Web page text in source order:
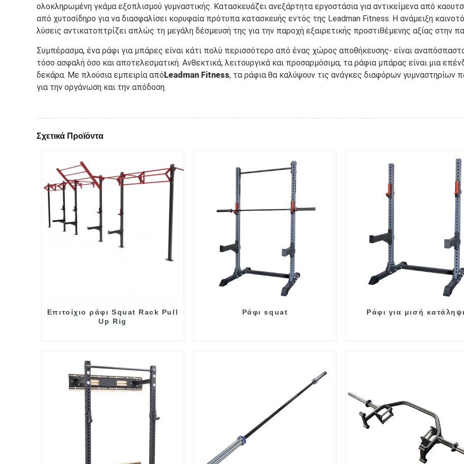
ολοκληρωμένη γκάμα εξοπλισμού γυμναστικής. Κατασκευάζει ανεξάρτητα εργοστάσια για αντικείμενα από
από χυτοσίδηρο για να διασφαλίσει κορυφαία πρότυπα κατασκευής εντός της Leadman Fitness. Η ανάμειξη
λύσεις αντικατοπτρίζει απλώς τη μεγάλη δέσμευσή της για την παροχή εξαιρετικής προστιθέμενης αξίας στην
Συμπέρασμα, ένα ράφι για μπάρες είναι κάτι πολύ περισσότερο από ένας χώρος αποθήκευσης- είναι
τόσο ασφαλή όσο και αποτελεσματική. Ανθεκτικά, λειτουργικά και προσαρμόσιμα, τα ράφια μπάρας είναι μια
δεκάρα. Με πλούσια εμπειρία από Leadman Fitness, τα ράφια θα καλύψουν τις ανάγκες διαφόρων γυμναστηρίων
για την οργάνωση και την απόδοση.
Σχετικά Προϊόντα
Επιτοίχιο ράφι Squat Rack Pull
Up Rig
Ράφι squat Ράφι για μισή